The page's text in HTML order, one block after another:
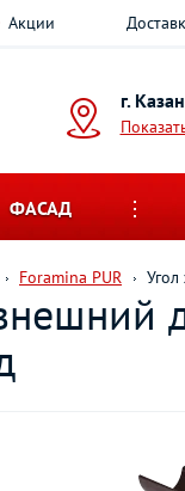
Акции
г.
ФАСАД
Foramina PUR